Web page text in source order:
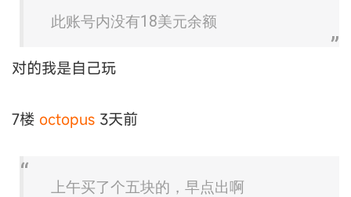
此账号内没有18美元余额
对的我是自己玩
7楼 octopus 3天前
上午买了个五块的，早点出啊